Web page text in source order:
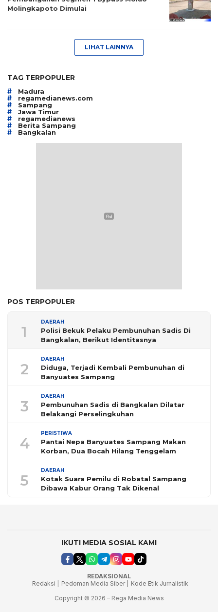
Molingkapoto Dimulai
LIHAT LAINNYA
TAG TERPOPULER
# Madura
# regamedianews.com
# Sampang
# Jawa Timur
# regamedianews
# Berita Sampang
# Bangkalan
POS TERPOPULER
1
DAERAH
Polisi Bekuk Pelaku Pembunuhan Sadis Di
Bangkalan, Berikut Identitasnya
2
DAERAH
Diduga, Terjadi Kembali Pembunuhan di
Banyuates Sampang
3
DAERAH
Pembunuhan Sadis di Bangkalan Dilatar
Belakangi Perselingkuhan
4
PERISTIWA
Pantai Nepa Banyuates Sampang Makan
Korban, Dua Bocah Hilang Tenggelam
5
DAERAH
Kotak Suara Pemilu di Robatal Sampang
Dibawa Kabur Orang Tak Dikenal
IKUTI MEDIA SOSIAL KAMI
REDAKSIONAL
Redaksi |
Pedoman Media Siber |
Kode Etik Jurnalistik
Copyright © 2026 – Rega Media News